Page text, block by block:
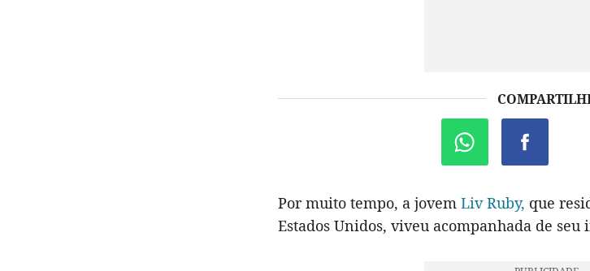
Por muito tempo, a jovem Liv Ruby, que
Estados Unidos, viveu acompanhada de